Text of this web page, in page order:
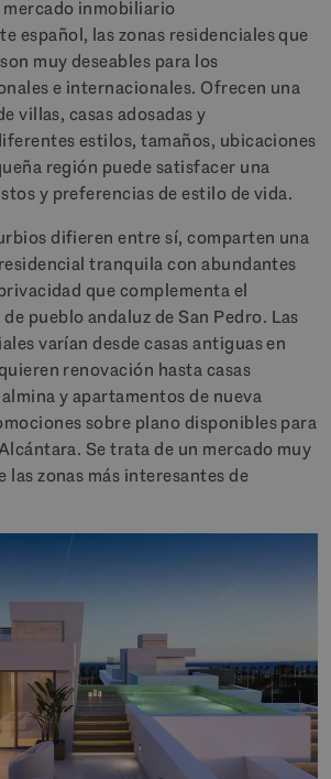
inmobiliario
español, las zonas residenciales que
muy deseables para los
e internacionales. Ofrecen una
villas, casas adosadas y
estilos, tamaños, ubicaciones
región puede satisfacer una
y preferencias de estilo de vida.
difieren entre sí, comparten una
tranquila con abundantes
que complementa el
pueblo andaluz de San Pedro. Las
varían desde casas antiguas en
renovación hasta casas
y apartamentos de nueva
sobre plano disponibles para
Se trata de un mercado muy
las zonas más interesantes de